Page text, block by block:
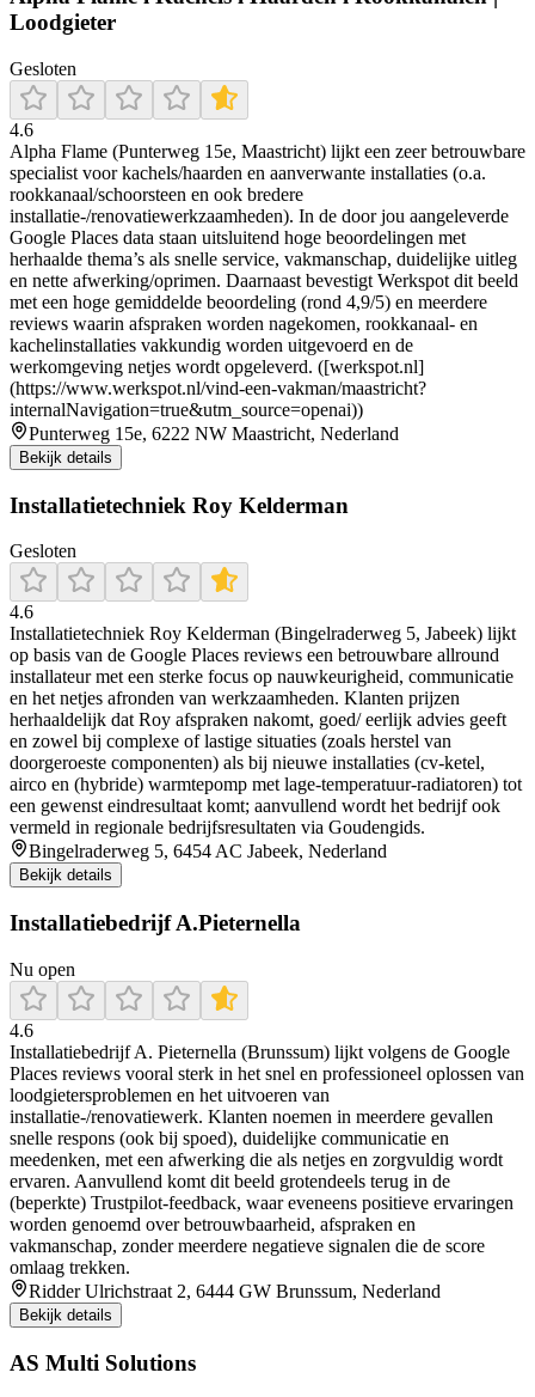
Loodgieter
Gesloten
4.6
Alpha Flame (Punterweg 15e, Maastricht) lijkt een zeer betrouwbare
specialist voor kachels/haarden en aanverwante installaties (o.a.
rookkanaal/schoorsteen en ook bredere
installatie-/renovatiewerkzaamheden). In de door jou aangeleverde
Google Places data staan uitsluitend hoge beoordelingen met
herhaalde thema’s als snelle service, vakmanschap, duidelijke uitleg
en nette afwerking/oprimen. Daarnaast bevestigt Werkspot dit beeld
met een hoge gemiddelde beoordeling (rond 4,9/5) en meerdere
reviews waarin afspraken worden nagekomen, rookkanaal- en
kachelinstallaties vakkundig worden uitgevoerd en de
werkomgeving netjes wordt opgeleverd. ([werkspot.nl]
(https://www.werkspot.nl/vind-een-vakman/maastricht?
internalNavigation=true&utm_source=openai))
Punterweg 15e, 6222 NW Maastricht, Nederland
Bekijk details
Installatietechniek Roy Kelderman
Gesloten
4.6
Installatietechniek Roy Kelderman (Bingelraderweg 5, Jabeek) lijkt
op basis van de Google Places reviews een betrouwbare allround
installateur met een sterke focus op nauwkeurigheid, communicatie
en het netjes afronden van werkzaamheden. Klanten prijzen
herhaaldelijk dat Roy afspraken nakomt, goed/ eerlijk advies geeft
en zowel bij complexe of lastige situaties (zoals herstel van
doorgeroeste componenten) als bij nieuwe installaties (cv-ketel,
airco en (hybride) warmtepomp met lage-temperatuur-radiatoren) tot
een gewenst eindresultaat komt; aanvullend wordt het bedrijf ook
vermeld in regionale bedrijfsresultaten via Goudengids.
Bingelraderweg 5, 6454 AC Jabeek, Nederland
Bekijk details
Installatiebedrijf A.Pieternella
Nu open
4.6
Installatiebedrijf A. Pieternella (Brunssum) lijkt volgens de Google
Places reviews vooral sterk in het snel en professioneel oplossen van
loodgietersproblemen en het uitvoeren van
installatie-/renovatiewerk. Klanten noemen in meerdere gevallen
snelle respons (ook bij spoed), duidelijke communicatie en
meedenken, met een afwerking die als netjes en zorgvuldig wordt
ervaren. Aanvullend komt dit beeld grotendeels terug in de
(beperkte) Trustpilot-feedback, waar eveneens positieve ervaringen
worden genoemd over betrouwbaarheid, afspraken en
vakmanschap, zonder meerdere negatieve signalen die de score
omlaag trekken.
Ridder Ulrichstraat 2, 6444 GW Brunssum, Nederland
Bekijk details
AS Multi Solutions